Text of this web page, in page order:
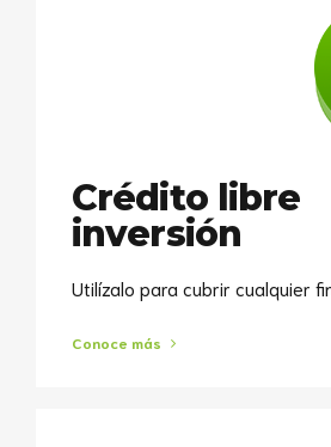
Crédito libre
inversión
Utilízalo para cubrir cualquier
Conoce más